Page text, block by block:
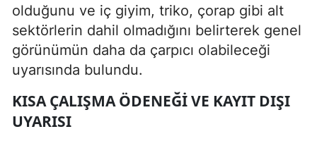
olduğunu ve iç giyim, triko, çorap gibi alt
sektörlerin dahil olmadığını belirterek genel
görünümün daha da çarpıcı olabileceği
uyarısında bulundu.
KISA ÇALIŞMA ÖDENEĞI VE KAYIT DIŞI
UYARISI